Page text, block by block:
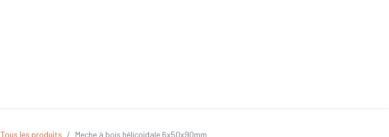
Tous les produits Meche à bois hélicoidale 6x50x90mm